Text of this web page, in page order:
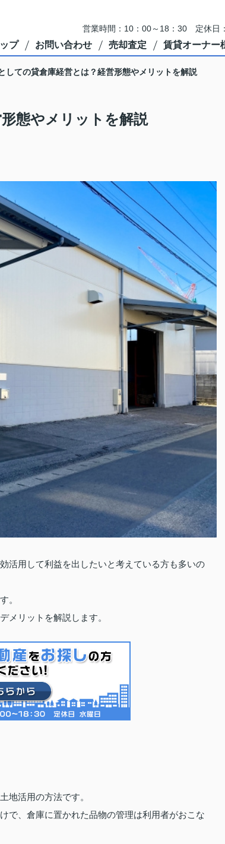
営業時間：10：00～18：30 定休
ップ お問い合わせ 売却査定 賃貸オーナー
しての貸倉庫経営とは？経営形態やメリットを解説
態やメリットを解説
活用して利益を出したいと考えている方も多いの
。
メリットを解説します。
地活用の方法です。
で、倉庫に置かれた品物の管理は利用者がおこな